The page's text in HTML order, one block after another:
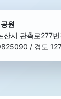
원
산시 관촉로277
/ 경도